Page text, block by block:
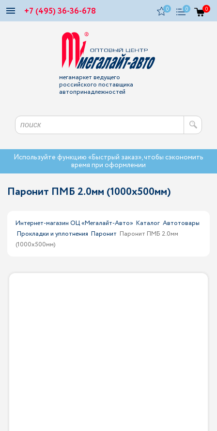
+7 (495) 36-36-678 0 0 0
мегамаркет ведущего
российского поставщика
автопринадлежностей
Используйте функцию «Быстрый заказ», чтобы сэкономить
время при оформлении
Паронит ПМБ 2.0мм (1000х500мм)
Интернет-магазин ОЦ «Мегалайт-Авто» Каталог Автотовары
Прокладки и уплотнения Паронит Паронит ПМБ 2.0мм
(1000х500мм)